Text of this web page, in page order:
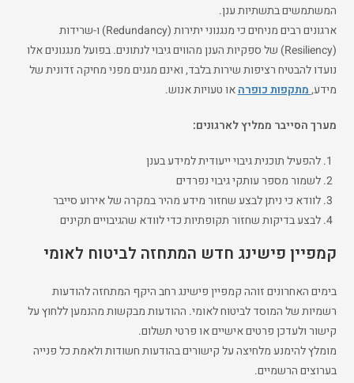
המשתמשים בתשתיות ענן.
ארגונים רבים מניחים כי מנגנוני יתירות (Redundancy) ו-שרידות
(Resiliency) של ספקיות הענן מהווים גיבוי לנתונים. בפועל מנגנונים אלו
נועדו להבטיח רציפות שירות בלבד, ואינם מגנים מפני מחיקה זדונית של
מידע,מתקפות כופרהאו טעויות אנוש.
מערך הסייבר ממליץ לארגונים:
להפעיל תוכנית גיבוי ייעודית למידע בענן
לשמור מספר עותקי גיבוי נפרדים
לוודא כי ניתן לבצע שחזור מידע מהיר במקרה של אירוע סייבר
לבצע בדיקות שחזור תקופתיות כדי לוודא שהגיבויים תקינים
קמפיין פישינג חדש המתחזה לביטוח לאומי
בימים האחרונים זוהה קמפיין פישינג רחב היקף המתחזה להודעות
רשמיות של המוסד לביטוח לאומי. ההודעות מבקשות מהנמען ללחוץ על
קישור ולעדכן פרטים אישיים או פרטי תשלום.
מומלץ להימנע מלחיצה על קישורים בהודעות חשודות ולאמת כל פנייה
בערוצים הרשמיים.